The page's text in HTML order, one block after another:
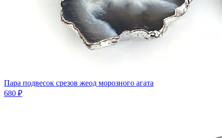
Пара подвесок срезов жеод морозного агата
680 ₽